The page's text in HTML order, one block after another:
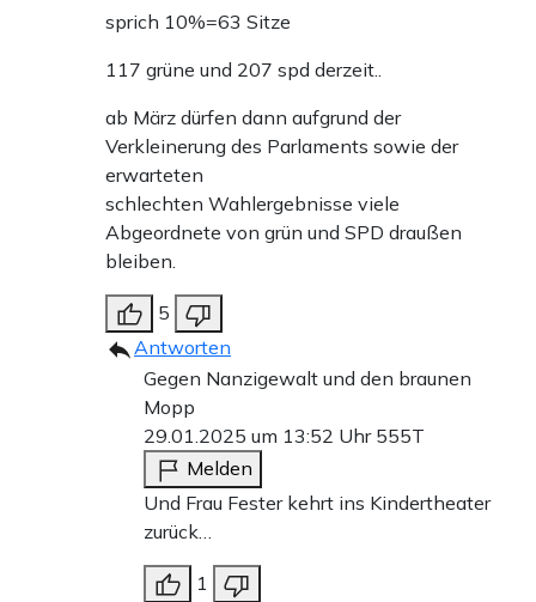
sprich 10%=63 Sitze
117 grüne und 207 spd derzeit..
ab März dürfen dann aufgrund der
Verkleinerung des Parlaments sowie der
erwarteten
schlechten Wahlergebnisse viele
Abgeordnete von grün und SPD draußen
bleiben.
5
Antworten
Gegen Nanzigewalt und den braunen
Mopp
29.01.2025 um 13:52 Uhr 555T
Melden
Und Frau Fester kehrt ins Kindertheater
zurück…
1